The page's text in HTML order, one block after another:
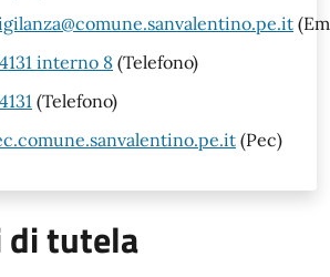
interno 8 (Telefono)
(Telefono)
(Pec)
tutela